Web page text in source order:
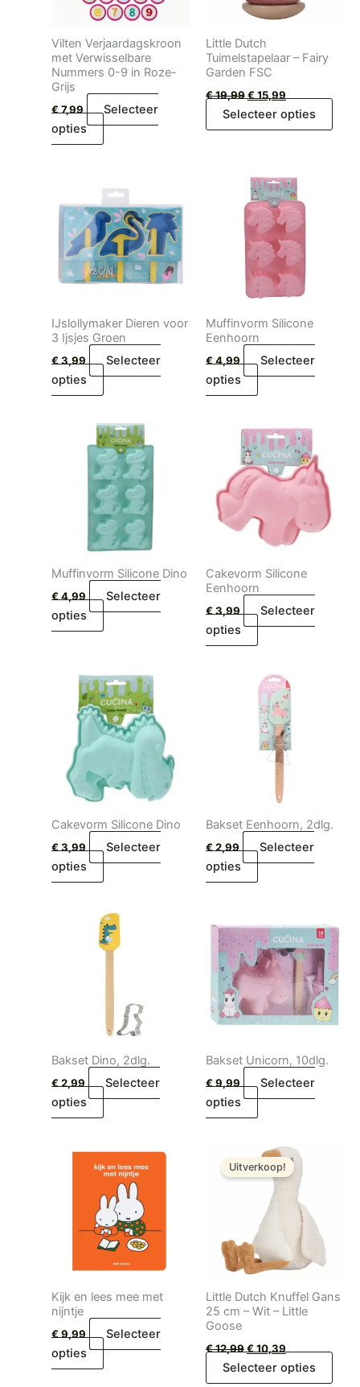
Vilten Verjaardagskroon
met Verwisselbare
Nummers 0-9 in Roze-
Grijs
€7,99
Selecteer
opties
Little Dutch
Tuimelstapelaar – Fairy
Garden FSC
€19,99€15,99
Selecteer opties
IJslollymaker Dieren voor
3 Ijsjes Groen
€3,99
Selecteer
opties
Muffinvorm Silicone
Eenhoorn
€4,99
Selecteer
opties
Muffinvorm Silicone Dino
€4,99
Selecteer
opties
Cakevorm Silicone
Eenhoorn
€3,99
Selecteer
opties
Cakevorm Silicone Dino
€3,99
Selecteer
opties
Bakset Eenhoorn, 2dlg.
€2,99
Selecteer
opties
Bakset Dino, 2dlg.
€2,99
Selecteer
opties
Bakset Unicorn, 10dlg.
€9,99
Selecteer
opties
Kijk en lees mee met
nijntje
€9,99
Selecteer
opties
Uitverkoop!
Little Dutch Knuffel Gans
25 cm – Wit – Little
Goose
€12,99
Oorspronkelijke
prijs
was:
€10,39
Huidige
prijs
is:
€ 10,39.
Selecteer opties